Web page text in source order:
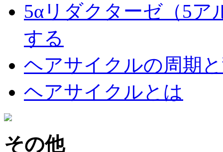
5αリダクターゼ（5ア
する
ヘアサイクルの周期
ヘアサイクルとは
その他